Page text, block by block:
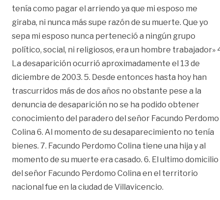
tenía como pagar el arriendo ya que mi esposo me
giraba, ni nunca más supe razón de su muerte. Que yo
sepa mi esposo nunca perteneció a ningún grupo
político, social, ni religiosos, era un hombre trabajador»
La desaparición ocurrió aproximadamente el 13 de
diciembre de 2003. 5. Desde entonces hasta hoy han
trascurridos más de dos años no obstante pese a la
denuncia de desaparición no se ha podido obtener
conocimiento del paradero del señor Facundo Perdomo
Colina 6. Al momento de su desaparecimiento no tenía
bienes. 7. Facundo Perdomo Colina tiene una hija y al
momento de su muerte era casado. 6. El ultimo domicilio
del señor Facundo Perdomo Colina en el territorio
nacional fue en la ciudad de Villavicencio.